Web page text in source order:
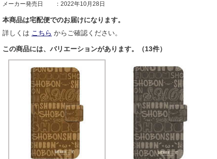
メーカー発売日
2022年10月28日
本商品は宅配便でのお届けになります。
詳しくは こちら からご確認ください。
この商品には、バリエーションがあります。（13件）